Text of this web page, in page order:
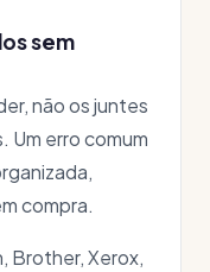
sem
não os juntes
Um erro comum
compra.
Brother, Xerox,